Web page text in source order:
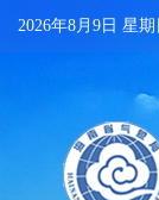
2026年8月9日 星